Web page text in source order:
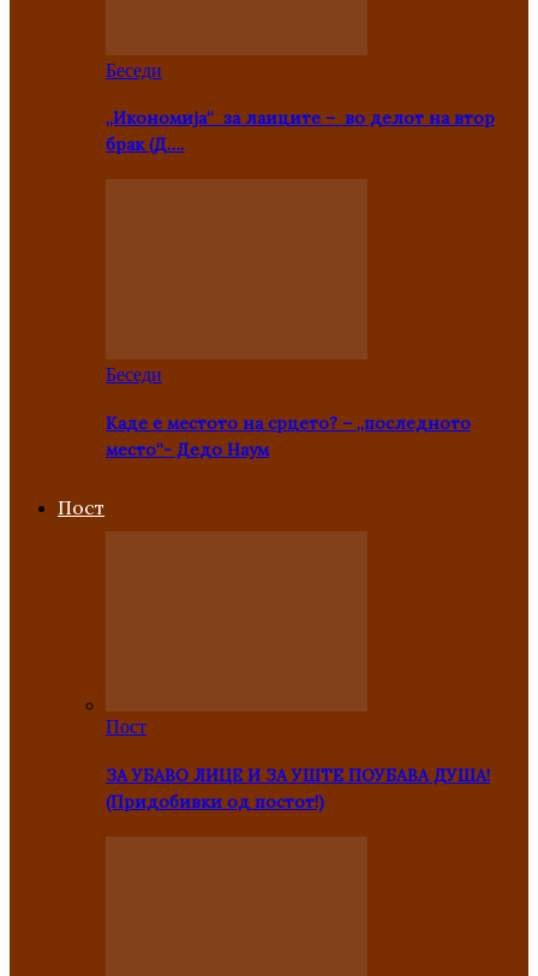
Беседи
„Икономија“ за лаиците – во делот на втор
брак (Д….
Беседи
Каде е местото на срцето? – „последното
место“- Дедо Наум
Пост
Пост
ЗА УБАВО ЛИЦЕ И ЗА УШТЕ ПОУБАВА ДУША!
(Придобивки од постот!)